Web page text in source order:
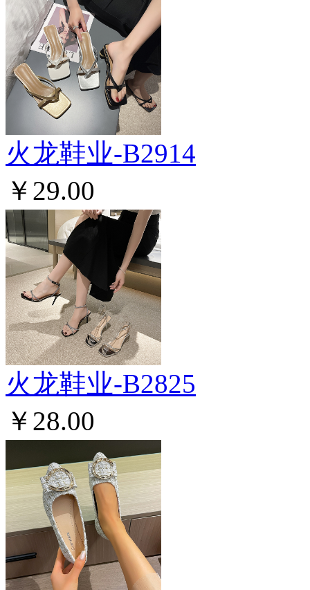
火龙鞋业-B2914
￥29.00
火龙鞋业-B2825
￥28.00